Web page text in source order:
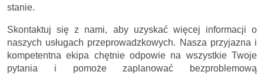
stanie.
Skontaktuj się z nami, aby uzyskać więcej informacji o
naszych usługach przeprowadzkowych. Nasza przyjazna i
kompetentna ekipa chętnie odpowie na wszystkie Twoje
pytania i pomoże zaplanować bezproblemową